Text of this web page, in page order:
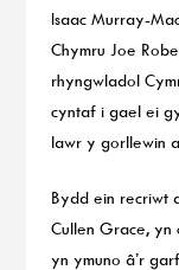
Isaac Murray-
Chymru Joe
rhyngwladol
cyntaf i gael ei
lawr y gorllewin
Bydd ein recriwt
Cullen Grace,
yn ymuno â’r